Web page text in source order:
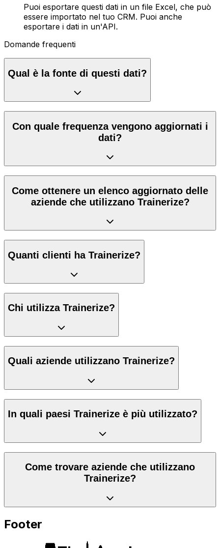
Puoi esportare questi dati in un file Excel, che può
essere importato nel tuo CRM. Puoi anche
esportare i dati in un'API.
Domande frequenti
Qual è la fonte di questi dati?
Con quale frequenza vengono aggiornati i
dati?
Come ottenere un elenco aggiornato delle
aziende che utilizzano Trainerize?
Quanti clienti ha Trainerize?
Chi utilizza Trainerize?
Quali aziende utilizzano Trainerize?
In quali paesi Trainerize è più utilizzato?
Come trovare aziende che utilizzano
Trainerize?
Footer